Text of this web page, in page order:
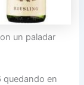
un paladar
quedando en